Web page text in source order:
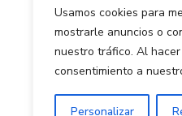
Usamos cookies para
mostrarle anuncios o
nuestro tráfico. Al
consentimiento a
Personalizar